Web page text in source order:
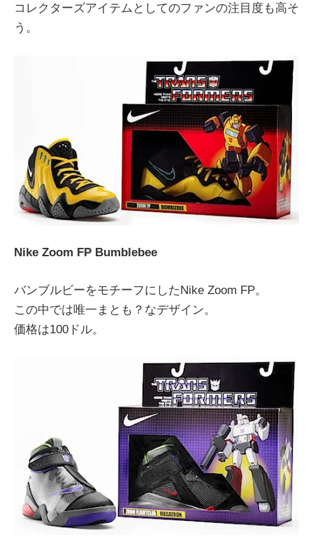
コレクターズアイテムとしてのファンの注目度も高そ
う。
Nike Zoom FP Bumblebee
バンブルビーをモチーフにしたNike Zoom FP。
この中では唯一まとも？なデザイン。
価格は100ドル。